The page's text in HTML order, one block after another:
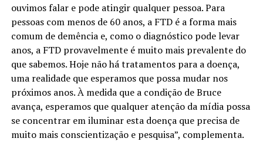
ouvimos falar e pode atingir qualquer pessoa. Para
pessoas com menos de 60 anos, a FTD é a forma mais
comum de demência e, como o diagnóstico pode levar
anos, a FTD provavelmente é muito mais prevalente do
que sabemos. Hoje não há tratamentos para a doença,
uma realidade que esperamos que possa mudar nos
próximos anos. À medida que a condição de Bruce
avança, esperamos que qualquer atenção da mídia possa
se concentrar em iluminar esta doença que precisa de
muito mais conscientização e pesquisa”, complementa.